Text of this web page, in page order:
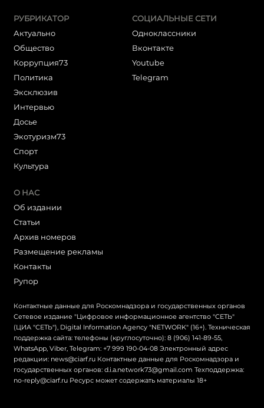
РУБРИКАТОР
Актуально
Общество
Коррупция73
Политика
Эксклюзив
Интервью
Досье
Экотуризм73
Cпорт
Культура
СОЦИАЛЬНЫЕ СЕТИ
Одноклассники
Вконтакте
Youtube
Telegram
О НАС
Об издании
Статьи
Архив номеров
Размещение рекламы
Контакты
Рупор
Контактные данные для Роскомнадзора и государственных органов
Сетевое издание "Цифровое информационное агентство "СЕТЬ"
(ЦИА "СЕТЬ"), Digital Information Agency "NETWORK" (16+). Техническая
поддержка сайта: телефоны (круглосуточно): 8 (906) 141-89-55,
WhatsApp, Viber, Telegram: +7 999 190-04-08 Электронный адрес
редакции: news@ciarf.ru Контактные данные для Роскомнадзора и
государственных органов: d.i.a.network73@gmail.com Техподдержка:
no-reply@ciarf.ru Ресурс может содержать материалы 18+